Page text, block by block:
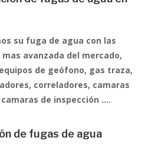
su fuga de agua con las
avanzada del mercado,
de geófono, gas traza,
correladores, camaras
de inspección ….
de fugas de agua